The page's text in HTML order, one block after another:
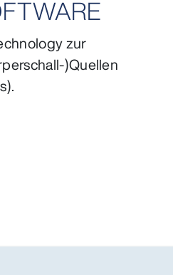
zur
)Quellen